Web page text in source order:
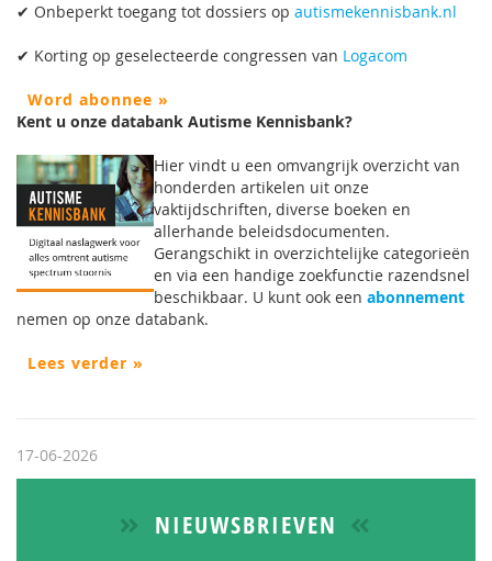
✔ Onbeperkt toegang tot dossiers op autismekennisbank.nl
✔ Korting op geselecteerde congressen van Logacom
Word abonnee »
Kent u onze databank Autisme Kennisbank?
Hier vindt u een omvangrijk overzicht van
honderden artikelen uit onze
vaktijdschriften, diverse boeken en
allerhande beleidsdocumenten.
Gerangschikt in overzichtelijke categorieën
en via een handige zoekfunctie razendsnel
beschikbaar. U kunt ook een abonnement
nemen op onze databank.
Lees verder »
17-06-2026
NIEUWSBRIEVEN